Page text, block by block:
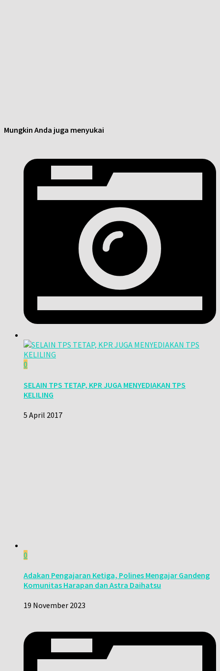
Mungkin Anda juga menyukai
0
SELAIN TPS TETAP, KPR JUGA MENYEDIAKAN TPS
KELILING
5 April 2017
0
Adakan Pengajaran Ketiga, Polines Mengajar Gandeng
Komunitas Harapan dan Astra Daihatsu
19 November 2023